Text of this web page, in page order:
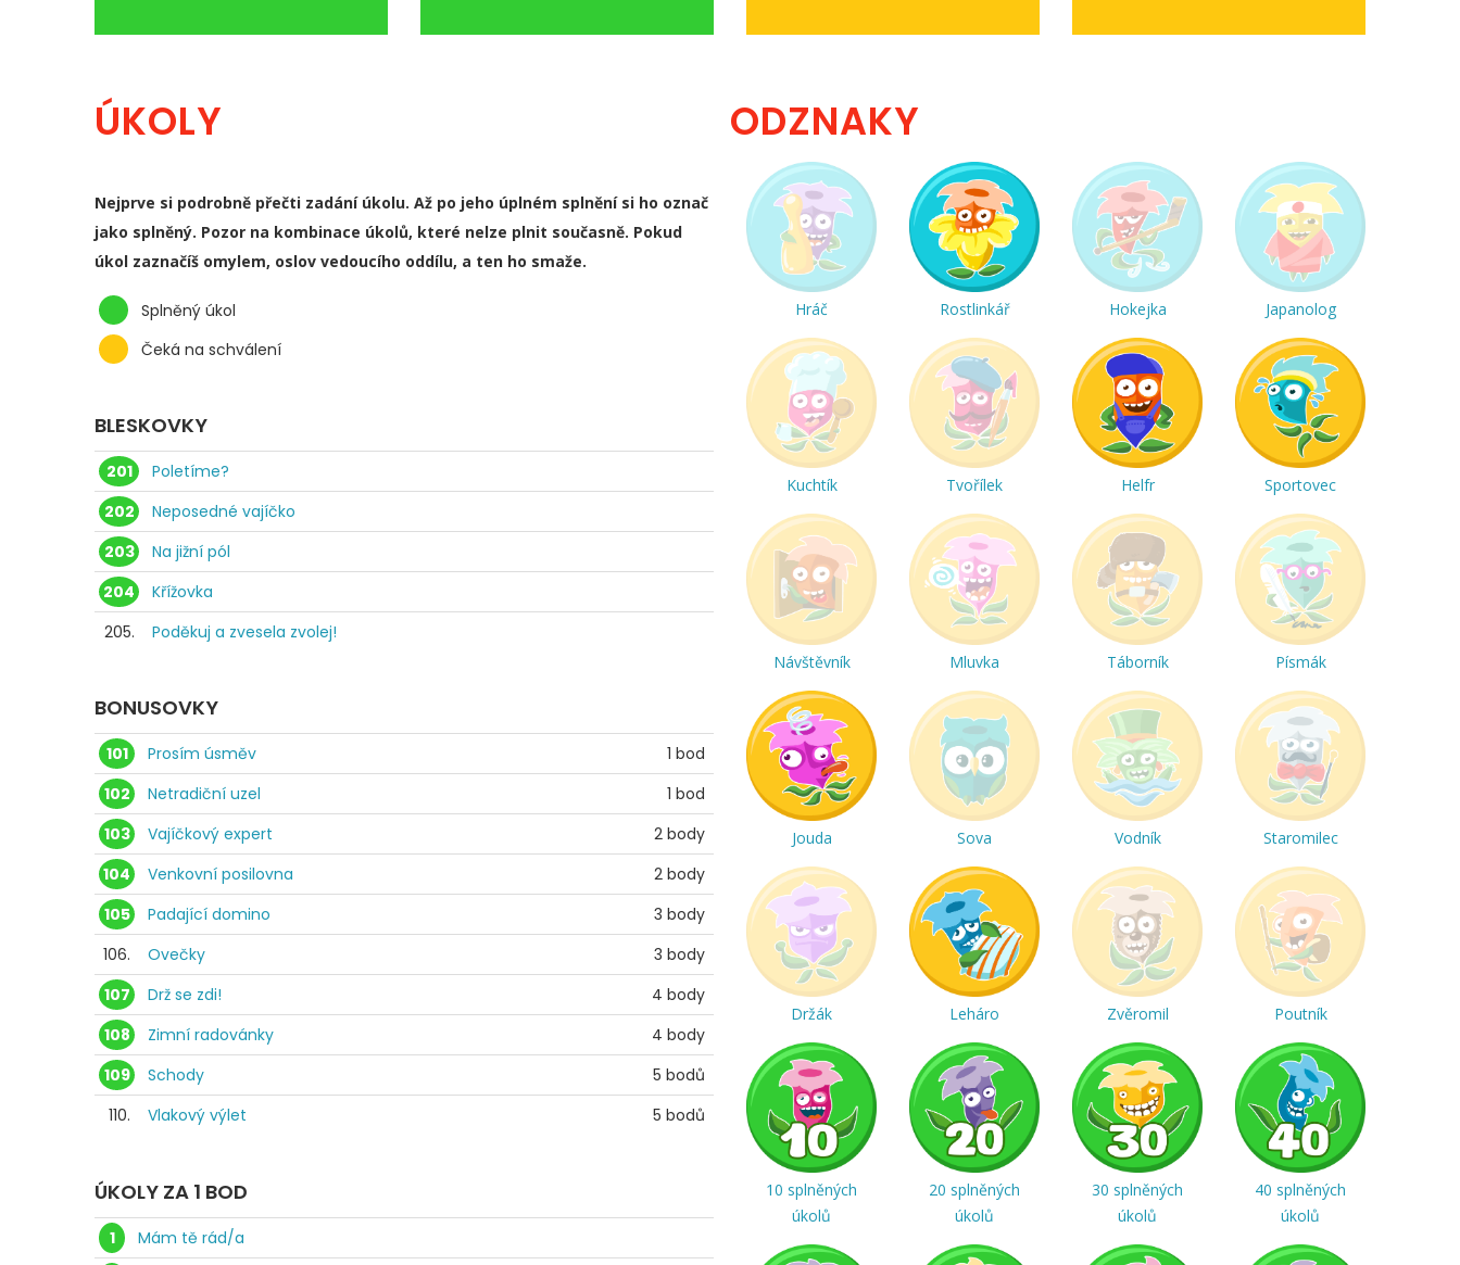
ÚKOLY
Nejprve si podrobně přečti zadání úkolu. Až po jeho úplném splnění si ho označ
jako splněný. Pozor na kombinace úkolů, které nelze plnit současně. Pokud
úkol zaznačíš omylem, oslov vedoucího oddílu, a ten ho smaže.
Splněný úkol
Čeká na schválení
BLESKOVKY
201
Poletíme?
202
Neposedné vajíčko
203
Na jižní pól
204
Křížovka
205.
Poděkuj a zvesela zvolej!
BONUSOVKY
101 Prosím úsměv
1 bod
102
Netradiční uzel
1 bod
103
Vajíčkový expert
2 body
104
Venkovní posilovna
2 body
105
Padající domino
3 body
106.
Ovečky
3 body
107
Drž se zdi!
4 body
108
Zimní radovánky
4 body
109
Schody
5 bodů
110.
Vlakový výlet 5 bodů
ÚKOLY ZA 1 BOD
1
Mám tě rád/a
ODZNAKY
Hráč Rostlinkář Hokejka Japanolog
Kuchtík Tvořílek Helfr Sportovec
Návštěvník Mluvka Táborník Písmák
Jouda Sova Vodník Staromilec
Držák Leháro Zvěromil Poutník
10 splněných
úkolů
20 splněných
úkolů
30 splněných
úkolů
40 splněných
úkolů